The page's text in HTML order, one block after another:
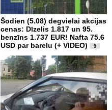
Šodien (5.08) degvielai akcijas
cenas: Dīzelis 1.817 un 95.
benzīns 1.737 EUR! Nafta 75.6
USD par barelu (+ VIDEO)
9